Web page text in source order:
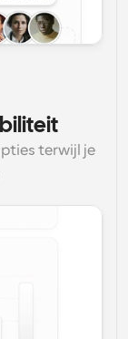
terwijl je